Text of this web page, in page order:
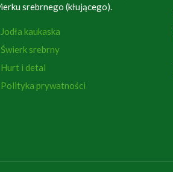
srebrnego (kłującego).
Jodła kaukaska
Świerk srebrny
Hurt i detal
Polityka prywatności